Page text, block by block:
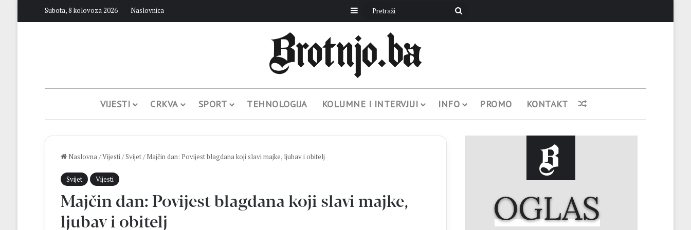
Subota, 8 kolovoza 2026 Naslovnica Sidebar Pretraži
VIJESTI CRKVA SPORT TEHNOLOGIJA KOLUMNE I INTERVJUI INFO PROMO KONTAKT Nasumični članak
Naslovna/Vijesti/Svijet/ Majčin dan: Povijest blagdana koji slavi majke, ljubav i obitelj
Svijet Vijesti
Majčin dan: Povijest blagdana koji slavi majke,
ljubav i obitelj